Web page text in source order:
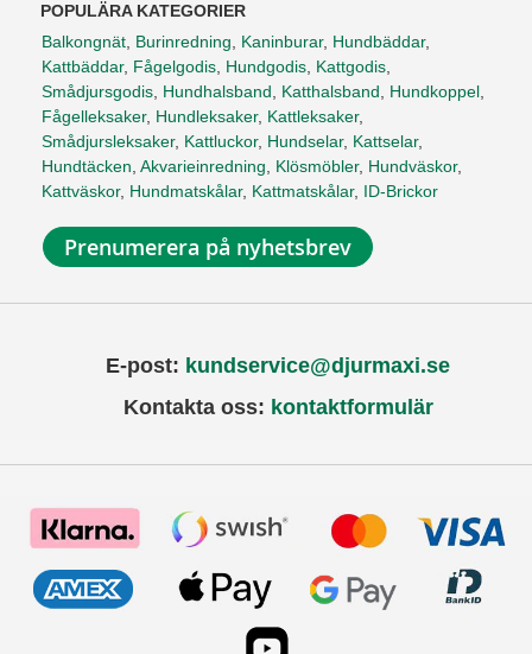
POPULÄRA KATEGORIER
Balkongnät, Burinredning, Kaninburar, Hundbäddar,
Kattbäddar, Fågelgodis, Hundgodis, Kattgodis,
Smådjursgodis, Hundhalsband, Katthalsband, Hundkoppel,
Fågelleksaker, Hundleksaker, Kattleksaker,
Smådjursleksaker, Kattluckor, Hundselar, Kattselar,
Hundtäcken, Akvarieinredning, Klösmöbler, Hundväskor,
Kattväskor, Hundmatskålar, Kattmatskålar, ID-Brickor
Prenumerera på nyhetsbrev
E-post: kundservice@djurmaxi.se
Kontakta oss: kontaktformulär